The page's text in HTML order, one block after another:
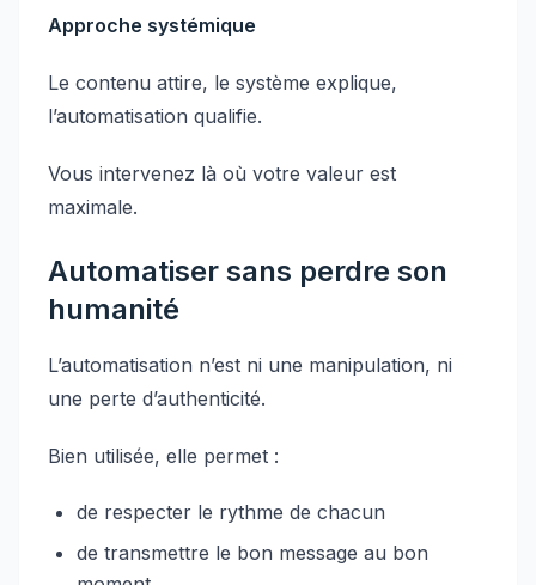
Approche systémique
Le contenu attire, le système explique,
l’automatisation qualifie.
Vous intervenez là où votre valeur est
maximale.
Automatiser sans perdre son
humanité
L’automatisation n’est ni une manipulation, ni
une perte d’authenticité.
Bien utilisée, elle permet :
de respecter le rythme de chacun
de transmettre le bon message au bon